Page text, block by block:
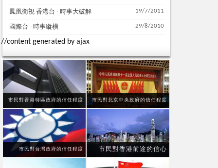
鳳凰衛視 香港台 - 時事大破解 19/7/2011
國際台 - 時事縱橫 29/8/2010
//content generated by ajax
市民對香港特區政府的信任程度 市民對北京中央政府的信任程度
市民對台灣政府的信任程度 市民對香港前途的信心